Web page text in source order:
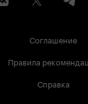
Соглашение
Правила
Справка